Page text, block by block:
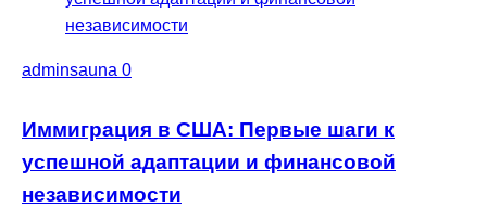
adminsauna 0
Иммиграция в США: Первые шаги к
успешной адаптации и финансовой
независимости